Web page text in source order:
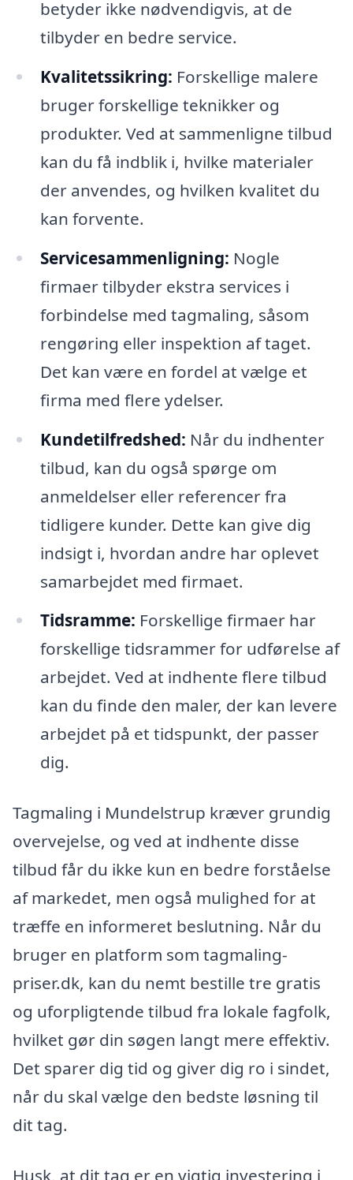
betyder ikke nødvendigvis, at de
tilbyder en bedre service.
Kvalitetssikring: Forskellige malere
bruger forskellige teknikker og
produkter. Ved at sammenligne tilbud
kan du få indblik i, hvilke materialer
der anvendes, og hvilken kvalitet du
kan forvente.
Servicesammenligning: Nogle
firmaer tilbyder ekstra services i
forbindelse med tagmaling, såsom
rengøring eller inspektion af taget.
Det kan være en fordel at vælge et
firma med flere ydelser.
Kundetilfredshed: Når du indhenter
tilbud, kan du også spørge om
anmeldelser eller referencer fra
tidligere kunder. Dette kan give dig
indsigt i, hvordan andre har oplevet
samarbejdet med firmaet.
Tidsramme: Forskellige firmaer har
forskellige tidsrammer for udførelse af
arbejdet. Ved at indhente flere tilbud
kan du finde den maler, der kan levere
arbejdet på et tidspunkt, der passer
dig.
Tagmaling i Mundelstrup kræver grundig
overvejelse, og ved at indhente disse
tilbud får du ikke kun en bedre forståelse
af markedet, men også mulighed for at
træffe en informeret beslutning. Når du
bruger en platform som tagmaling-
priser.dk, kan du nemt bestille tre gratis
og uforpligtende tilbud fra lokale fagfolk,
hvilket gør din søgen langt mere effektiv.
Det sparer dig tid og giver dig ro i sindet,
når du skal vælge den bedste løsning til
dit tag.
Husk, at dit tag er en vigtig investering i